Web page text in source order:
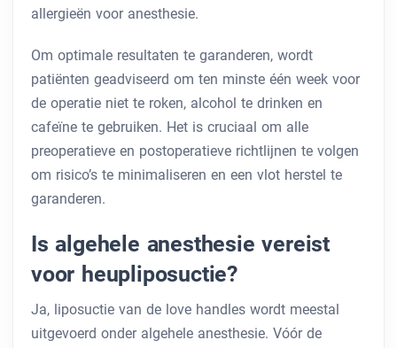
allergieën voor anesthesie.
Om optimale resultaten te garanderen, wordt
patiënten geadviseerd om ten minste één week voor
de operatie niet te roken, alcohol te drinken en
cafeïne te gebruiken. Het is cruciaal om alle
preoperatieve en postoperatieve richtlijnen te volgen
om risico’s te minimaliseren en een vlot herstel te
garanderen.
Is algehele anesthesie vereist
voor heupliposuctie?
Ja, liposuctie van de love handles wordt meestal
uitgevoerd onder algehele anesthesie. Vóór de